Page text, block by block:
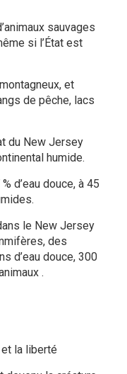
sauvages
si l’État est
et
de pêche, lacs
du New Jersey
humide.
d’eau douce, à 45
le New Jersey
des
d’eau douce, 300
.
la liberté